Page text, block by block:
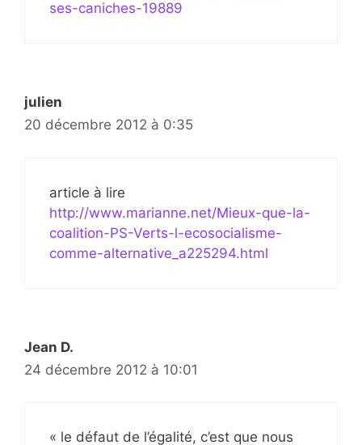
ses-caniches-19889
julien
20 décembre 2012 à 0:35
article à lire
http://www.marianne.net/Mieux-que-la-
coalition-PS-Verts-l-ecosocialisme-
comme-alternative_a225294.html
Jean D.
24 décembre 2012 à 10:01
« le défaut de l’égalité, c’est que nous